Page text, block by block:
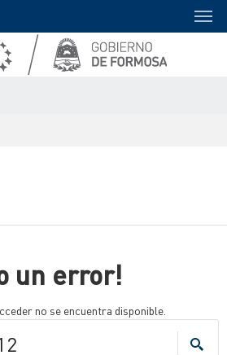
un error!
no se encuentra disponible.